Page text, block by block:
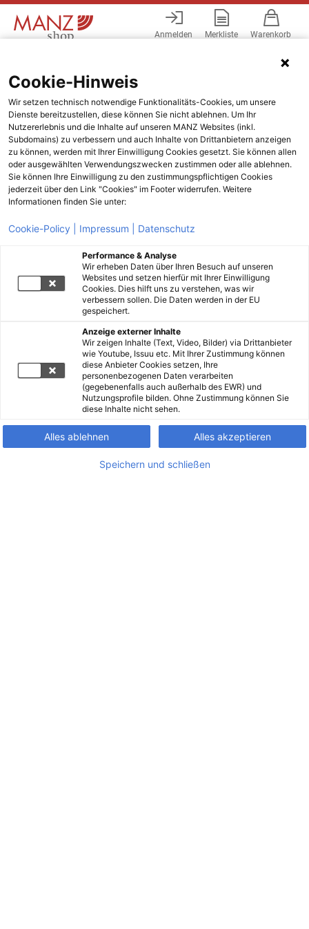
Anmelden Merkliste Warenkorb
Cookie-Hinweis
Wir setzen technisch notwendige Funktionalitäts-Cookies, um unsere
Dienste bereitzustellen, diese können Sie nicht ablehnen. Um Ihr
Nutzererlebnis und die Inhalte auf unseren MANZ Websites (inkl.
Subdomains) zu verbessern und auch Inhalte von Drittanbietern anzeigen
zu können, werden mit Ihrer Einwilligung Cookies gesetzt. Sie können allen
oder ausgewählten Verwendungszwecken zustimmen oder alle ablehnen.
Sie können Ihre Einwilligung zu den zustimmungspflichtigen Cookies
jederzeit über den Link "Cookies" im Footer widerrufen. Weitere
Informationen finden Sie unter:
Cookie-Policy | Impressum | Datenschutz
Performance & Analyse
Wir erheben Daten über Ihren Besuch auf unseren
Websites und setzen hierfür mit Ihrer Einwilligung
Cookies. Dies hilft uns zu verstehen, was wir
verbessern sollen. Die Daten werden in der EU
gespeichert.
Anzeige externer Inhalte
Wir zeigen Inhalte (Text, Video, Bilder) via Drittanbieter
wie Youtube, Issuu etc. Mit Ihrer Zustimmung können
diese Anbieter Cookies setzen, Ihre
personenbezogenen Daten verarbeiten
(gegebenenfalls auch außerhalb des EWR) und
Nutzungsprofile bilden. Ohne Zustimmung können Sie
diese Inhalte nicht sehen.
Alles ablehnen Alles akzeptieren
Speichern und schließen